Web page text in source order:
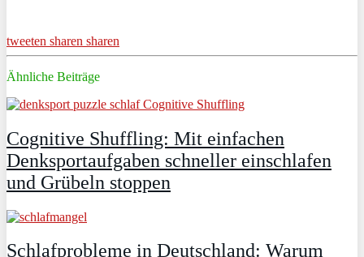
tweeten sharen sharen
Ähnliche Beiträge
Cognitive Shuffling: Mit einfachen
Denksportaufgaben schneller einschlafen
und Grübeln stoppen
Schlafprobleme in Deutschland: Warum